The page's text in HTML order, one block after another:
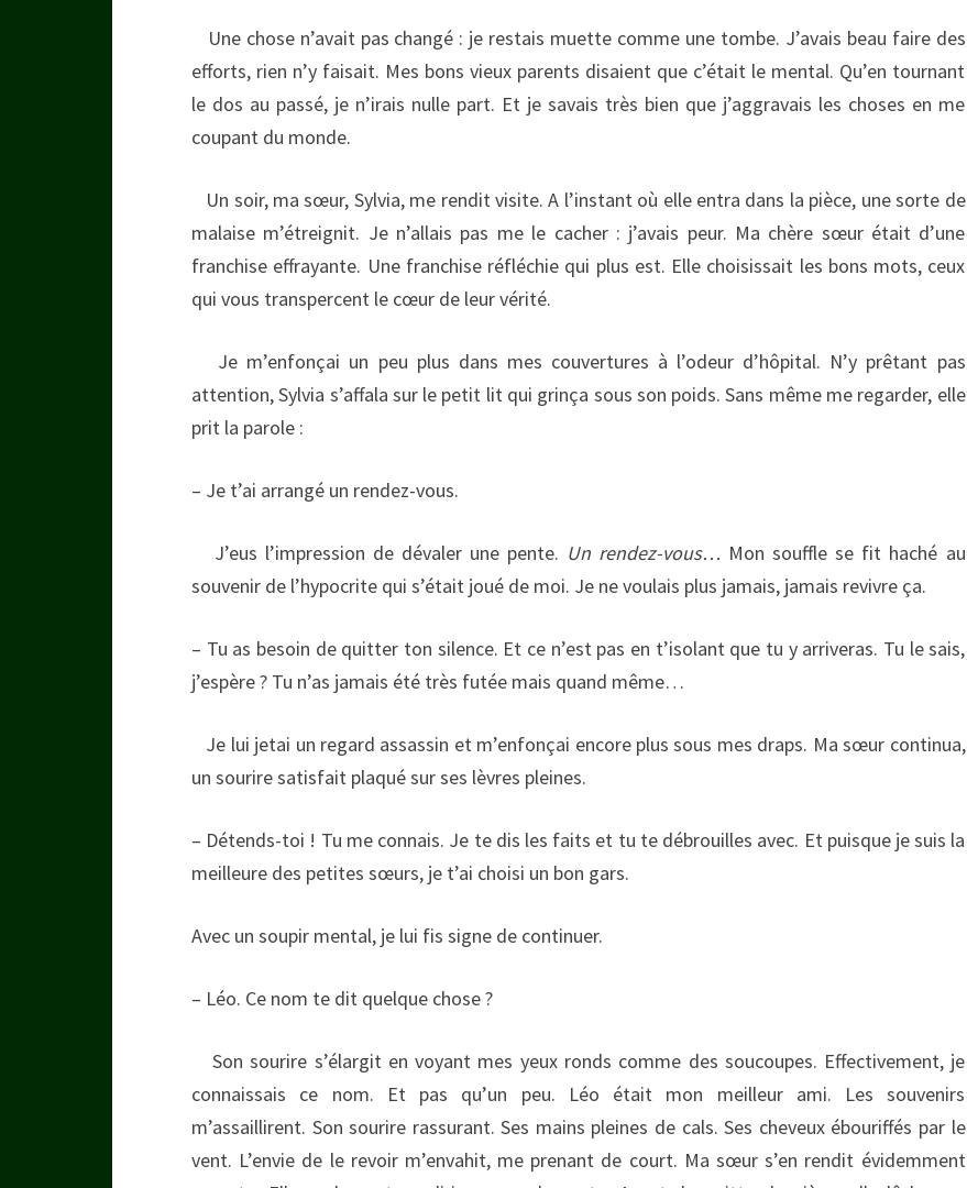
Une chose n’avait pas changé : je restais muette comme une tombe. J’avais beau faire des
efforts, rien n’y faisait. Mes bons vieux parents disaient que c’était le mental. Qu’en tournant
le dos au passé, je n’irais nulle part. Et je savais très bien que j’aggravais les choses en me
coupant du monde.
Un soir, ma sœur, Sylvia, me rendit visite. A l’instant où elle entra dans la pièce, une sorte de
malaise m’étreignit. Je n’allais pas me le cacher : j’avais peur. Ma chère sœur était d’une
franchise effrayante. Une franchise réfléchie qui plus est. Elle choisissait les bons mots, ceux
qui vous transpercent le cœur de leur vérité.
Je m’enfonçai un peu plus dans mes couvertures à l’odeur d’hôpital. N’y prêtant pas
attention, Sylvia s’affala sur le petit lit qui grinça sous son poids. Sans même me regarder, elle
prit la parole :
– Je t’ai arrangé un rendez-vous.
J’eus l’impression de dévaler une pente. Un rendez-vous… Mon souffle se fit haché au
souvenir de l’hypocrite qui s’était joué de moi. Je ne voulais plus jamais, jamais revivre ça.
– Tu as besoin de quitter ton silence. Et ce n’est pas en t’isolant que tu y arriveras. Tu le sais,
j’espère ? Tu n’as jamais été très futée mais quand même…
Je lui jetai un regard assassin et m’enfonçai encore plus sous mes draps. Ma sœur continua,
un sourire satisfait plaqué sur ses lèvres pleines.
– Détends-toi ! Tu me connais. Je te dis les faits et tu te débrouilles avec. Et puisque je suis la
meilleure des petites sœurs, je t’ai choisi un bon gars.
Avec un soupir mental, je lui fis signe de continuer.
– Léo. Ce nom te dit quelque chose ?
Son sourire s’élargit en voyant mes yeux ronds comme des soucoupes. Effectivement, je
connaissais ce nom. Et pas qu’un peu. Léo était mon meilleur ami. Les souvenirs
m’assaillirent. Son sourire rassurant. Ses mains pleines de cals. Ses cheveux ébouriffés par le
vent. L’envie de le revoir m’envahit, me prenant de court. Ma sœur s’en rendit évidemment